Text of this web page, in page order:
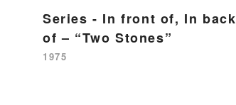
Series - In front of, In back
of – “Two Stones”
1975